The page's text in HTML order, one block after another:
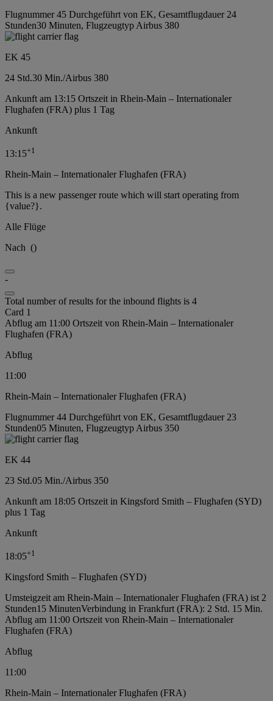
Flugnummer 45 Durchgeführt von EK, Gesamtflugdauer 24
Stunden30 Minuten, Flugzeugtyp Airbus 380
EK 45
24 Std.30 Min./Airbus 380
Ankunft am 13:15 Ortszeit in Rhein-Main – Internationaler
Flughafen (FRA) plus 1 Tag
Ankunft
13:15+1
Rhein-Main – Internationaler Flughafen (FRA)
This is a new passenger route which will start operating from
{value?}.
Alle Flüge
Nach ()
-
Total number of results for the inbound flights is 4
Card 1
Abflug am 11:00 Ortszeit von Rhein-Main – Internationaler
Flughafen (FRA)
Abflug
11:00
Rhein-Main – Internationaler Flughafen (FRA)
Flugnummer 44 Durchgeführt von EK, Gesamtflugdauer 23
Stunden05 Minuten, Flugzeugtyp Airbus 350
EK 44
23 Std.05 Min./Airbus 350
Ankunft am 18:05 Ortszeit in Kingsford Smith – Flughafen (SYD)
plus 1 Tag
Ankunft
18:05+1
Kingsford Smith – Flughafen (SYD)
Umsteigzeit am Rhein-Main – Internationaler Flughafen (FRA) ist 2
Stunden15 MinutenVerbindung in Frankfurt (FRA): 2 Std. 15 Min.
Abflug am 11:00 Ortszeit von Rhein-Main – Internationaler
Flughafen (FRA)
Abflug
11:00
Rhein-Main – Internationaler Flughafen (FRA)